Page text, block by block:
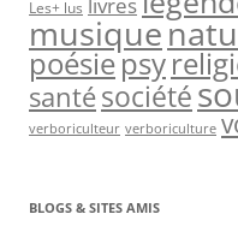
Les+ lus
musique
poésiepsy
santésociété
verboriculteur verboriculture
BLOGS & SITES AMIS